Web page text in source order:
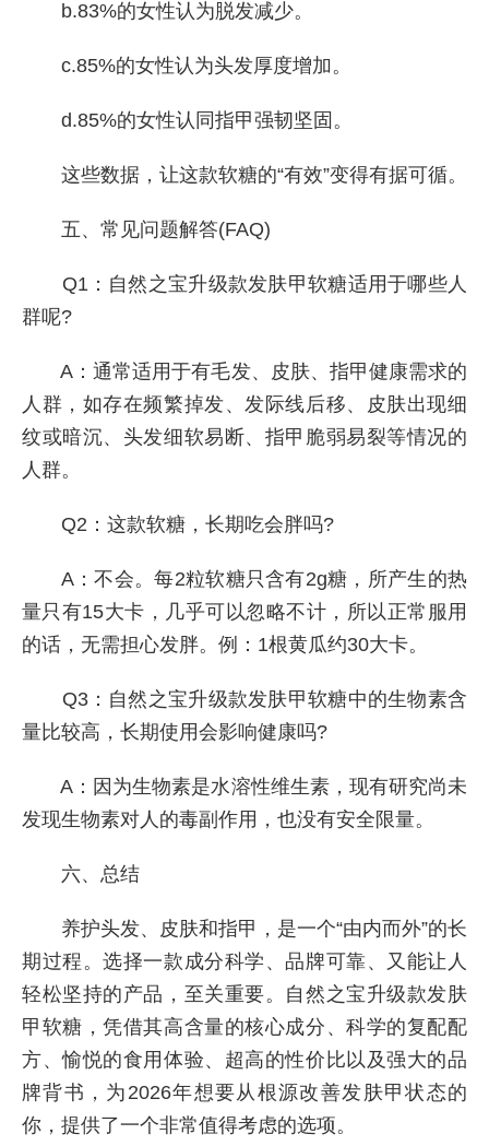
b.83%的女性认为脱发减少。
c.85%的女性认为头发厚度增加。
d.85%的女性认同指甲强韧坚固。
这些数据，让这款软糖的“有效”变得有据可循。
五、常见问题解答(FAQ)
Q1：自然之宝升级款发肤甲软糖适用于哪些人
群呢?
A：通常适用于有毛发、皮肤、指甲健康需求的
人群，如存在频繁掉发、发际线后移、皮肤出现细
纹或暗沉、头发细软易断、指甲脆弱易裂等情况的
人群。
Q2：这款软糖，长期吃会胖吗?
A：不会。每2粒软糖只含有2g糖，所产生的热
量只有15大卡，几乎可以忽略不计，所以正常服用
的话，无需担心发胖。例：1根黄瓜约30大卡。
Q3：自然之宝升级款发肤甲软糖中的生物素含
量比较高，长期使用会影响健康吗?
A：因为生物素是水溶性维生素，现有研究尚未
发现生物素对人的毒副作用，也没有安全限量。
六、总结
养护头发、皮肤和指甲，是一个“由内而外”的长
期过程。选择一款成分科学、品牌可靠、又能让人
轻松坚持的产品，至关重要。自然之宝升级款发肤
甲软糖，凭借其高含量的核心成分、科学的复配配
方、愉悦的食用体验、超高的性价比以及强大的品
牌背书，为2026年想要从根源改善发肤甲状态的
你，提供了一个非常值得考虑的选项。